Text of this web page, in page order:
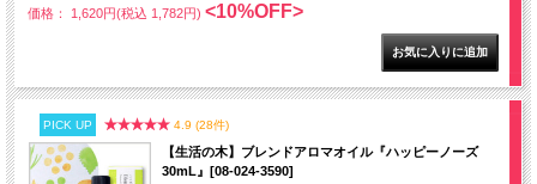
価格： 1,620円(税込 1,782円) <10%OFF>
PICK UP 4.9 (28件)
【生活の木】ブレンドアロマオイル『ハッピーノーズ
30mL』[08-024-3590]